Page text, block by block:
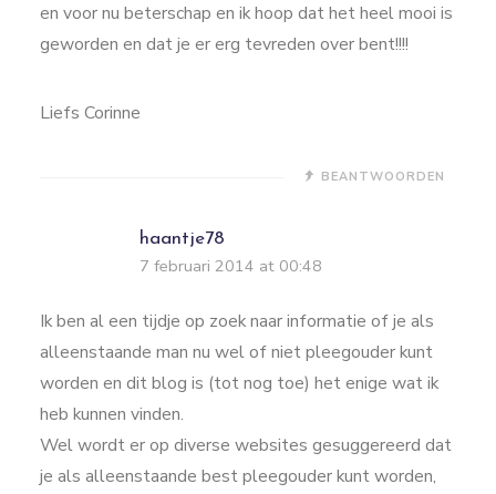
en voor nu beterschap en ik hoop dat het heel mooi is
geworden en dat je er erg tevreden over bent!!!!
Liefs Corinne
BEANTWOORDEN
haantje78
7 februari 2014 at 00:48
Ik ben al een tijdje op zoek naar informatie of je als
alleenstaande man nu wel of niet pleegouder kunt
worden en dit blog is (tot nog toe) het enige wat ik
heb kunnen vinden.
Wel wordt er op diverse websites gesuggereerd dat
je als alleenstaande best pleegouder kunt worden,